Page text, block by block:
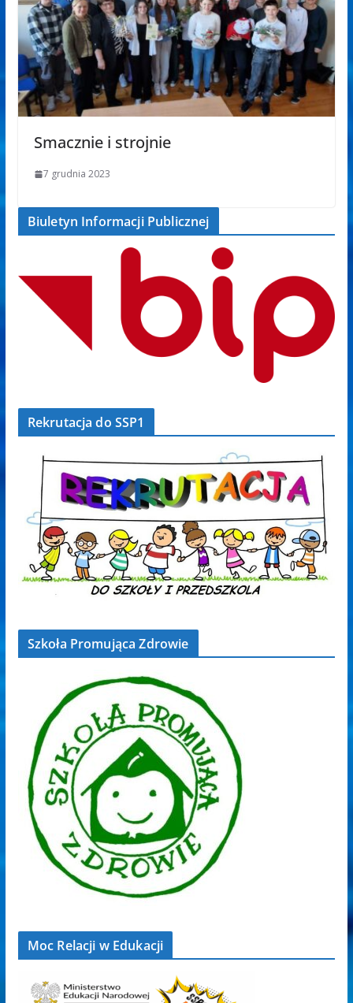
Smacznie i strojnie
7 grudnia 2023
Biuletyn Informacji Publicznej
Rekrutacja do SSP1
Szkoła Promująca Zdrowie
Moc Relacji w Edukacji